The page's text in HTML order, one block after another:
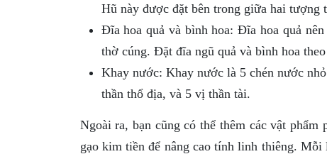
Hũ này được đặt bên trong giữa hai tượng
Đĩa hoa quả và bình hoa: Đĩa hoa quả
thờ cúng. Đặt đĩa ngũ quả và bình hoa
Khay nước: Khay nước là 5 chén nước
thần thổ địa, và 5 vị thần tài.
Ngoài ra, bạn cũng có thể thêm các vật
gạo kim tiền để nâng cao tính linh thiêng.